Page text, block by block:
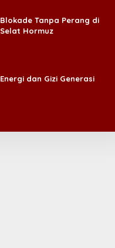
Blokade Tanpa Perang di
Selat Hormuz
Energi dan Gizi Generasi